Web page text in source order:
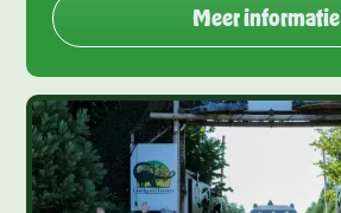
Meer informatie